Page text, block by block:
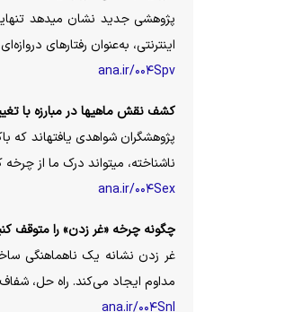
پژوهشی جدید نشان میدهد
اینترنتی، به‌عنوان رفتارهای
ana.ir/۰۰۴Spv
کشف نقش ماهیها در مبارزه با
پژوهشگران شواهدی یافتهاند که
ناشناخته، میتواند درک ما از
ana.ir/۰۰۴Sex
چگونه چرخه «غر زدن» را متوقف
غر زدن نشانه یک ناهماهنگی
مداوم ایجاد می‌کند. راه حل،
ana.ir/۰۰۴Snl